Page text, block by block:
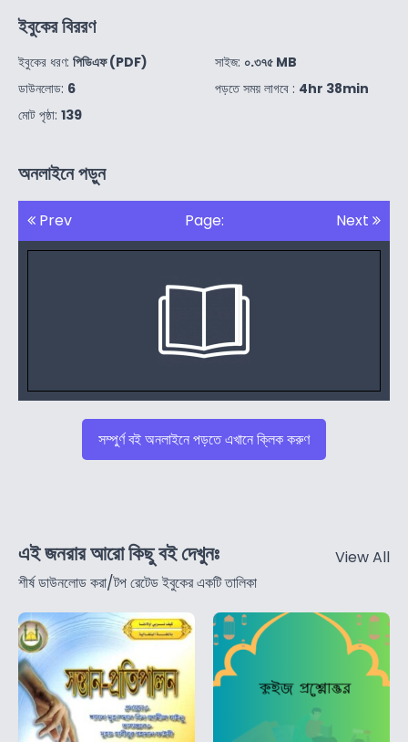
ইবুকের বিররণ
ইবুকের ধরণ: পিডিএফ (PDF)
ডাউনলোড: 6
মোট পৃষ্ঠা: 139
সাইজ: ০.৩৭৫ MB
পড়তে সময় লাগবে : 4hr 38min
অনলাইনে পড়ুন
Prev Page: Next
সম্পুর্ণ বই অনলাইনে পড়তে এখানে ক্লিক করুণ
এই জনরার আরো কিছু বই দেখুনঃ
শীর্ষ ডাউনলোড করা/টপ রেটেড ইবুকের একটি তালিকা
View All